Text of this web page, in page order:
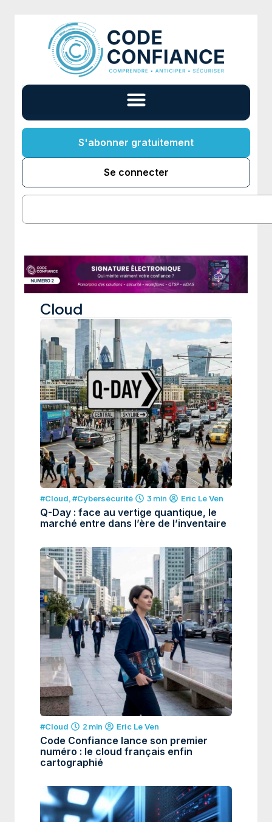
S'abonner gratuitement
Se connecter
Cloud
#Cloud,#Cybersécurité 3 min Eric Le Ven
Q-Day : face au vertige quantique, le
marché entre dans l’ère de l’inventaire
#Cloud 2 min Eric Le Ven
Code Confiance lance son premier
numéro : le cloud français enfin
cartographié